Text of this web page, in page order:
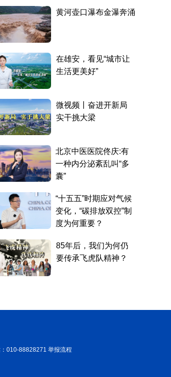
010-88828271 举报流程